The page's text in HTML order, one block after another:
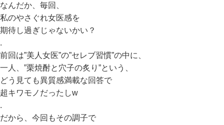
なんだか、毎回、
私のやさぐれ女医感を
期待し過ぎじゃないかい？
.
前回は”美人女医”の”セレブ習慣”の中に、
一人、”栗焼酎と穴子の炙り”という、
どう見ても異質感満載な回答で
超キワモノだったしw
.
だから、今回もその調子で